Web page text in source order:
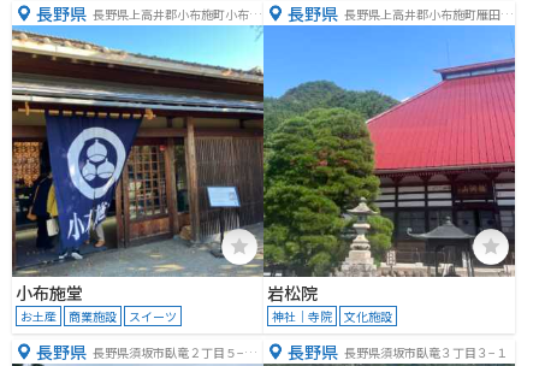
長野県 長野県上高井郡小布施町小布施
小布施堂
お土産 商業施設 スイーツ
長野県 長野県上高井郡小布施町雁田６
岩松院
神社｜寺院 文化施設
長野県 長野県須坂市臥竜２丁目５−１
長野県 長野県須坂市臥竜３丁目３−１